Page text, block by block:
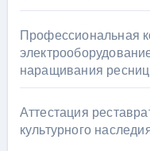
Профессиональная
наращивания
Аттестация
культурного